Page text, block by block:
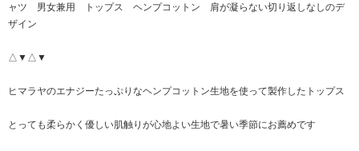
ャツ 男女兼用 トップス ヘンプコットン 肩が凝らない切り返しなしのデ
ザイン
△▼△▼
ヒマラヤのエナジーたっぷりなヘンプコットン生地を使って製作したトップス
とっても柔らかく優しい肌触りが心地よい生地で暑い季節にお薦めです